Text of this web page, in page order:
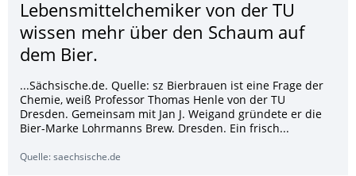
Lebensmittelchemi­ker von der TU
wissen mehr über den Schaum auf
dem Bier.
...Sächsische.de. Quelle: sz Bierbrauen ist eine Frage der
Chemie, weiß Professor Thomas Henle von der TU
Dresden. Gemeinsam mit Jan J. Weigand gründete er die
Bier-Marke Lohrmanns Brew. Dresden. Ein frisch...
Quelle: saechsische.de